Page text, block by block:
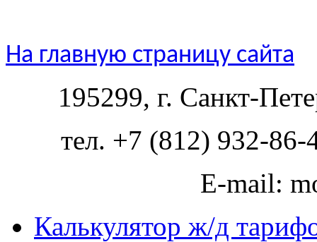
На главную страницу сайта
195299, г. Санкт-
тел. +7 (812) 932-
E-mail:
Калькулятор ж/д